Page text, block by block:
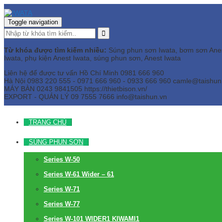
Toggle navigation
Từ khóa được tìm kiếm nhiều: Súng phun sơn Iwata, bơm sơn
Iwata, phụ kiện Anest Iwata, súng phun sơn, Anest Iwata
Liên hệ để được tư vấn Hồ Chí Minh 0981 666 960
Hà Nội 0983 220 555 - 0971 666 960 - 0933 666 960
MÁY BÀN 0243 9841505 https://thietbison.vn/
EXPORT - QUẢN LÝ 09 7555 7666 info@taishun.vn
TRANG CHỦ
SÚNG PHUN SƠN
Series W-50
Series W-61 Wider – 61
Series W-71
Series W-77
Series W-101 WIDER1 KIWAMI1